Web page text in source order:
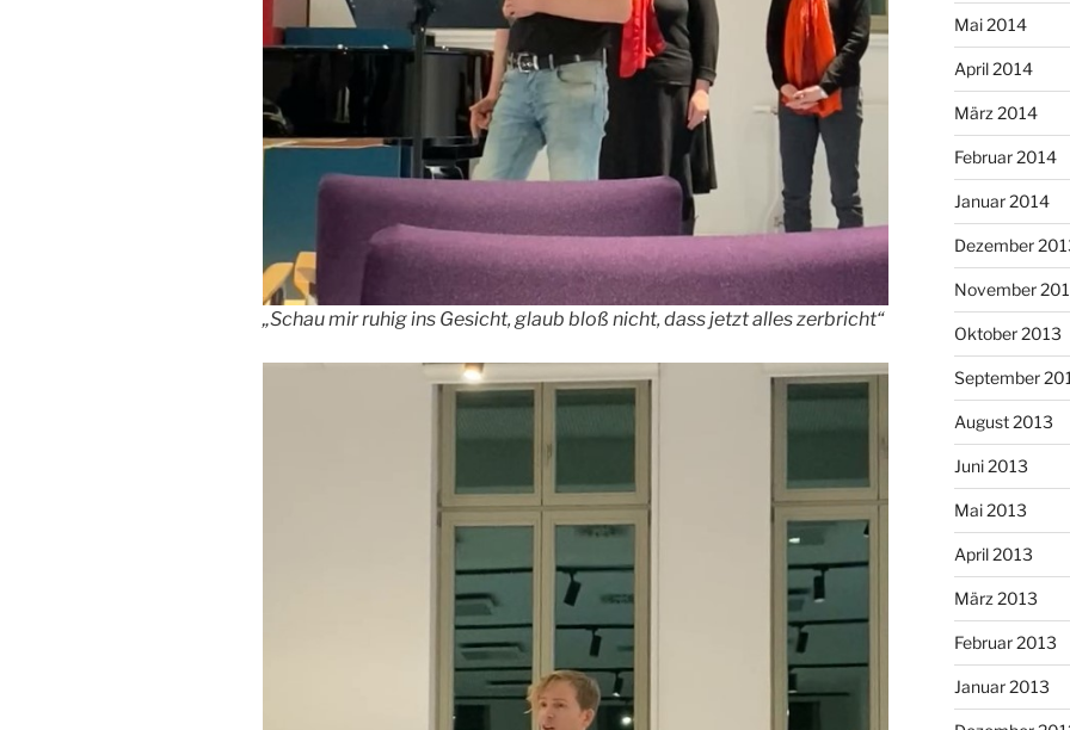
„Schau mir ruhig ins Gesicht, glaub bloß nicht, dass jetzt alles zerbricht“
Mai 2014
April 2014
März 2014
Februar 2014
Januar 2014
Dezember
November
Oktober 2013
September
August 2013
Juni 2013
Mai 2013
April 2013
März 2013
Februar 2013
Januar 2013